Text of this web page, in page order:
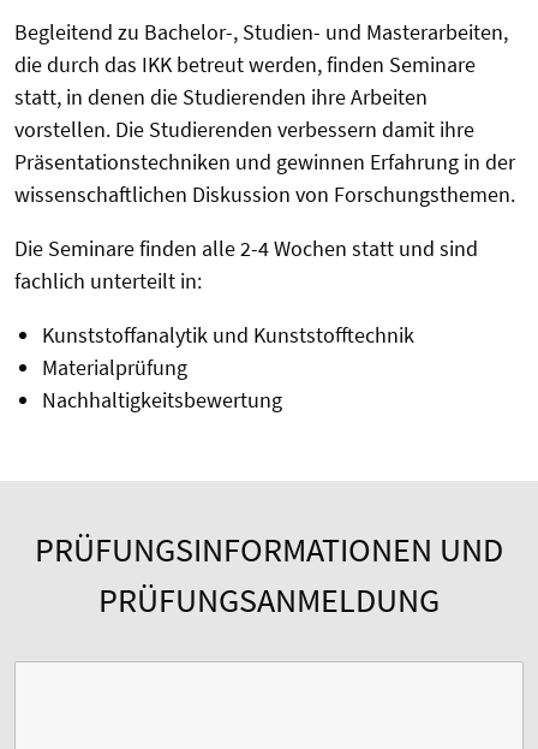
Begleitend zu Bachelor-, Studien- und Masterarbeiten,
die durch das IKK betreut werden, finden Seminare
statt, in denen die Studierenden ihre Arbeiten
vorstellen. Die Studierenden verbessern damit ihre
Präsentationstechniken und gewinnen Erfahrung in der
wissenschaftlichen Diskussion von Forschungsthemen.
Die Seminare finden alle 2-4 Wochen statt und sind
fachlich unterteilt in:
Kunststoffanalytik und Kunststofftechnik
Materialprüfung
Nachhaltigkeitsbewertung
PRÜFUNGSINFORMATIONEN UND
PRÜFUNGSANMELDUNG